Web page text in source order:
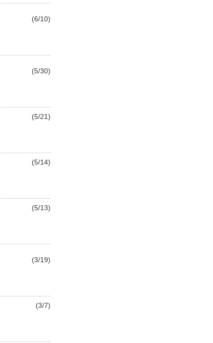
(6/10)
(5/30)
(5/21)
(5/14)
(5/13)
(3/19)
(3/7)